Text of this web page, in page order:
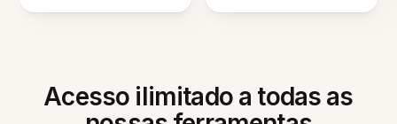
Acesso ilimitado a todas as